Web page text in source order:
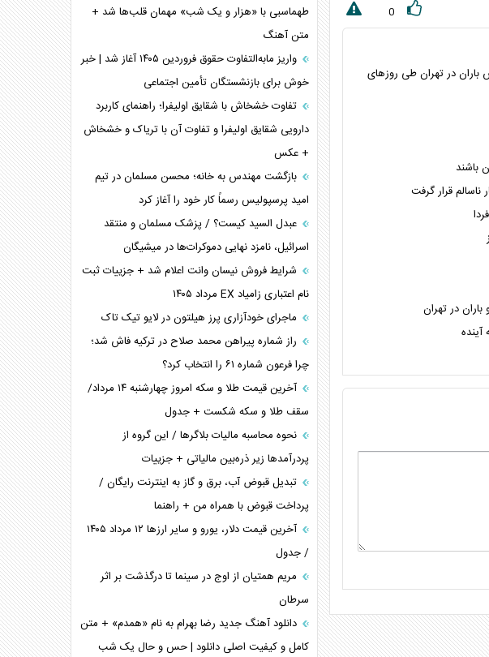
0
در تهران طی روز‌های
باشند
قرار گرفت
در تهران
کنوانسیون دریای خزر در راستای منافع ملی است؟
اوکراین بازوی مخرب آمریکا در غرب آسیا
اهمیت راهبردی اردن برای آمریکا
پیام، ظرفیت بالفعل‌نشده تجارت ایران
همسویی عربستان با سنتکام علیه متحدان ایران
ترامپ و توهم خلع سلاح حماس
چرا کویت به دنبال شریک امنیتی جدید است؟
طهماسبی با «هزار و یک شب» مهمان قلب‌ها شد +
متن آهنگ
واریز مابه‌التفاوت حقوق فروردین ۱۴۰۵ آغاز شد | خبر
خوش برای بازنشستگان تأمین اجتماعی
تفاوت خشخاش با شقایق اولیفرا؛ راهنمای کاربرد
دارویی شقایق اولیفرا و تفاوت آن با تریاک و خشخاش
+ عکس
بازگشت مهندس به خانه؛ محسن مسلمان در تیم
امید پرسپولیس رسماً کار خود را آغاز کرد
عبدل السید کیست؟ / پزشک مسلمان و منتقد
اسرائیل، نامزد نهایی دموکرات‌ها در میشیگان
شرایط فروش نیسان وانت اعلام شد + جزییات ثبت
نام اعتباری زامیاد EX مرداد ۱۴۰۵
ماجرای خودآزاری پرز هیلتون در لایو تیک تاک
راز شماره پیراهن محمد صلاح در ترکیه فاش شد؛
چرا فرعون شماره ۶۱ را انتخاب کرد؟
آخرین قیمت طلا و سکه امروز چهارشنبه ۱۴ مرداد/
سقف طلا و سکه شکست + جدول
نحوه محاسبه مالیات بلاگر‌ها / این گروه از
پردرآمد‌ها زیر ذره‌بین مالیاتی + جزییات
تبدیل قبوض آب، برق و گاز به اینترنت رایگان /
پرداخت قبوض با همراه من + راهنما
آخرین قیمت دلار، یورو و سایر ارز‌ها ۱۲ مرداد ۱۴۰۵
/ جدول
مریم همتیان از اوج در سینما تا درگذشت بر اثر
سرطان
دانلود آهنگ جدید رضا بهرام به نام «همدم» + متن
کامل و کیفیت اصلی دانلود | حس و حال یک شب